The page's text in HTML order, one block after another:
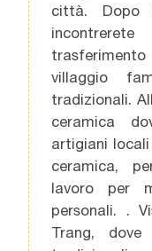
città. Dopo
villaggio
tradizionali.
ceramica
artigiani locali
ceramica,
lavoro per
personali. .
Trang, dove